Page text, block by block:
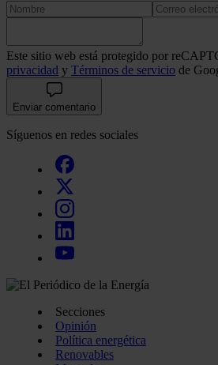
Este sitio web está protegido por
privacidad y Términos de servicio de
Enviar comentario
Síguenos en redes sociales
Secciones
Opinión
Política energética
Renovables